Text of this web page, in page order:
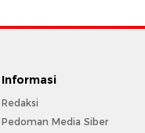
Informasi
Redaksi
Pedoman Media Siber